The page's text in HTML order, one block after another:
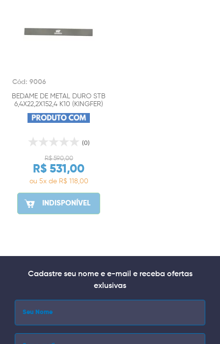
Cód: 9006
BEDAME DE METAL DURO STB
6,4X22,2X152,4 K10 (KINGFER)
(0)
R$ 590,00
R$ 531,00
ou 5x de R$ 118,00
INDISPONÍVEL
Cadastre seu nome e e-mail e receba ofertas
exlusivas